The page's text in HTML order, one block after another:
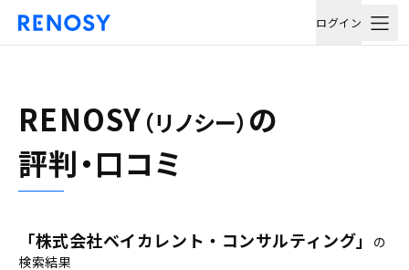
ログイン
RENOSY （リノシー） の
評判・口コミ
「株式会社ベイカレント・コンサルティング」
の
検索結果